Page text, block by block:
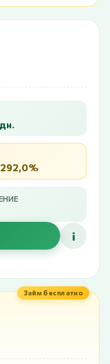
i
Займ бесплатно